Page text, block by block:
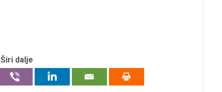
Širi dalje